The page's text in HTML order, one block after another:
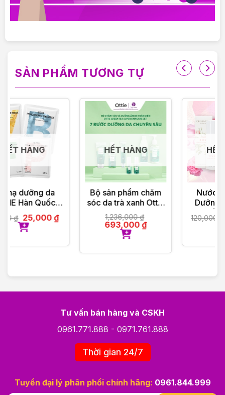
SẢN PHẨM TƯƠNG TỰ
HẾT HÀNG
Bộ sản phẩm chăm
sóc da trà xanh Ottie
7 món
1,236,000
693,000
HẾT HÀNG
Nước Xịt Khoáng
Dưỡng Ẩm Hương
Hoa Hồng Organique
Rose Rehydrating
120,000 90,000₫
Tư vấn bán hàng và CSKH
0961.771.888 - 0971.761.888
Thời gian 24/7
Tuyển đại lý phân phối chính hãng: 0961.844.999